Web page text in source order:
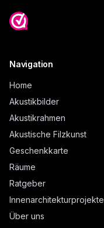
Navigation
Home
Akustikbilder
Akustikrahmen
Akustische Filzkunst
Geschenkkarte
Räume
Ratgeber
Innenarchitekturprojekte
Über uns